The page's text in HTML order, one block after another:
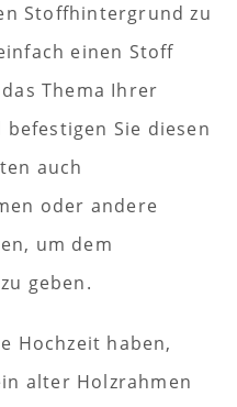
Stoffhintergrund zu
einen Stoff
Thema Ihrer
Sie diesen
auch
oder andere
um dem
geben.
Hochzeit haben,
alter Holzrahmen